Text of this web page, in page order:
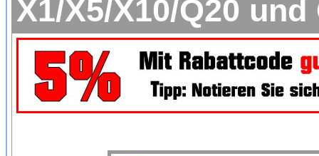
X1/X5/X10/Q20 und